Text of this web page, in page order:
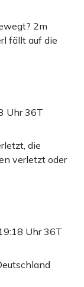
2m
fällt auf die
Uhr36T
die
verletzt oder
Uhr36T